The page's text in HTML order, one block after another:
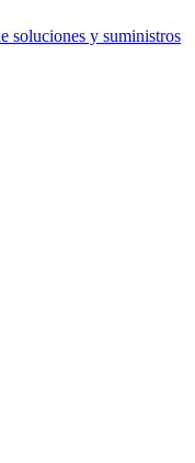
soluciones y suministros